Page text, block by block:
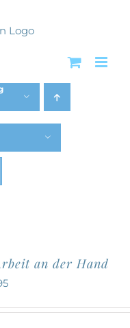
an der Hand